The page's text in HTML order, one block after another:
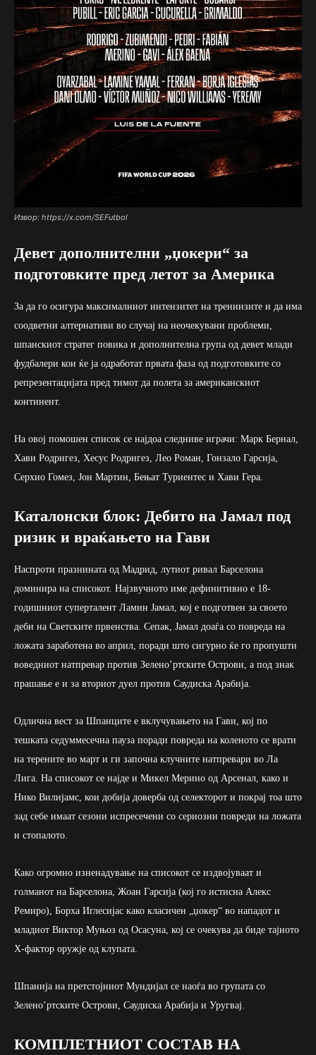
Извор: https://x.com/SEFutbol
Девет дополнителни „џокери“ за
подготовките пред летот за Америка
За да го осигура максималниот интензитет на тренинзите и да има
соодветни алтернативи во случај на неочекувани проблеми,
шпанскиот стратег повика и дополнителна група од девет млади
фудбалери кои ќе ја одработат првата фаза од подготовките со
репрезентацијата пред тимот да полета за американскиот
континент.
На овој помошен список се најдоа следниве играчи: Марк Бернал,
Хави Родригез, Хесус Родригез, Лео Роман, Гонзало Гарсија,
Серхио Гомез, Јон Мартин, Бењат Туриентес и Хави Гера.
Каталонски блок: Дебито на Јамал под
ризик и враќањето на Гави
Наспроти празнината од Мадрид, лутиот ривал Барселона
доминира на списокот. Најзвучното име дефинитивно е 18-
годишниот суперталент Ламин Јамал, кој е подготвен за своето
деби на Светските првенства. Сепак, Јамал доаѓа со повреда на
ложата заработена во април, поради што сигурно ќе го пропушти
воведниот натпревар против Зелено’ртските Острови, а под знак
прашање е и за вториот дуел против Саудиска Арабија.
Одлична вест за Шпанците е вклучувањето на Гави, кој по
тешката седуммесечна пауза поради повреда на коленото се врати
на терените во март и ги започна клучните натпревари во Ла
Лига. На списокот се најде и Микел Мерино од Арсенал, како и
Нико Вилијамс, кои добија доверба од селекторот и покрај тоа што
зад себе имаат сезони испресечени со сериозни повреди на ложата
и стопалото.
Како огромно изненадување на списокот се издвојуваат и
голманот на Барселона, Жоан Гарсија (кој го истисна Алекс
Ремиро), Борха Иглесијас како класичен „џокер“ во нападот и
младиот Виктор Муњоз од Осасуна, кој се очекува да биде тајното
Х-фактор оружје од клупата.
Шпанија на претстојниот Мундијал се наоѓа во групата со
Зелено’ртските Острови, Саудиска Арабија и Уругвај.
КОМПЛЕТНИОТ СОСТАВ НА